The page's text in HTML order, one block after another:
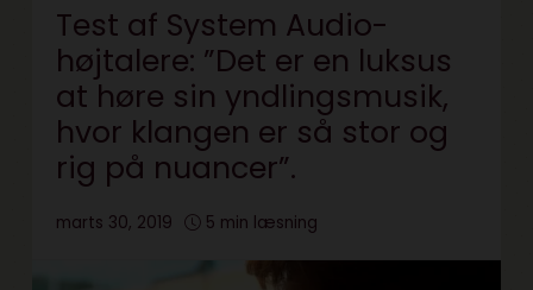
Test af System Audio-
højtalere: ”Det er en luksus
at høre sin yndlingsmusik,
hvor klangen er så stor og
rig på nuancer”.
marts 30, 2019 5 min læsning